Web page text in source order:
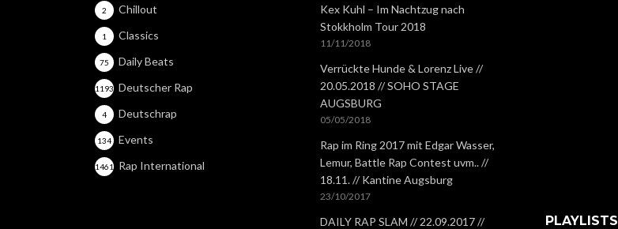
Chillout
2
Classics
1
Daily Beats
75
Deutscher Rap
1193
Deutschrap
4
Events
134
Rap International
1461
Kex Kuhl – Im Nachtzug nach
Stokkholm Tour 2018
11/11/2018
Verrückte Hunde & Lorenz Live //
20.05.2018 // SOHO STAGE
AUGSBURG
05/05/2018
Rap im Ring 2017 mit Edgar Wasser,
Lemur, Battle Rap Contest uvm.. //
18.11. // Kantine Augsburg
23/10/2017
DAILY RAP SLAM // 22.09.2017 //
PLAYLISTS